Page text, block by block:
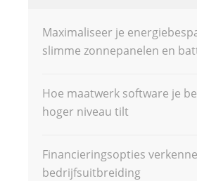
Maximaliseer je
slimme zonnepanelen en
Hoe maatwerk software je
hoger niveau tilt
Financieringsopties
bedrijfsuitbreiding